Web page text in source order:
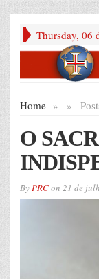
Thursday, 06
Home » »
O
ByPRCon 21 de